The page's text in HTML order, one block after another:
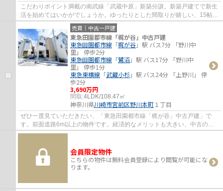
こだわりポイント満載の南武線「武蔵中原」新築分譲。新築戸建てで新生
活を始めてはいかがでしょうか。ゆったりとした間取りが嬉しい、15帖以
上のLDKとなっております。フローリングは...
売買｜中古一戸建
東急田園都市線「梶が谷」中古戸建
東急田園都市線 「梶が谷」駅 バス7分 「野川中
里」 停歩2分
東急田園都市線 「鷺沼」駅 バス17分 「野川中
里」 停歩1分
東急東横線 「武蔵小杉」駅 バス24分 「上野川」 停
歩2分
3,690万円
間取:4LDK/108.47㎡
神奈川県川崎市宮前区野川本町１丁目
ぜひ一度見ていただきたい、「東急田園都市線「梶が谷」中古戸建」で
す。前面道路6m以上の物件です。経済的なメリットも大きい、中古の戸
建て物件となっております。川崎市宮前区エリ...
会員限定物件
こちらの物件は無料会員登録により閲覧が可能にな
ります。